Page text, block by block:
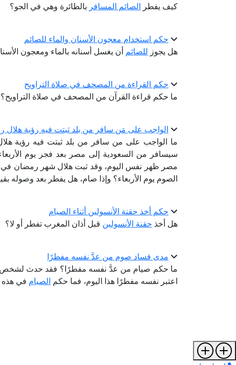
كيف يفطر الصائم المسافر بالطائرة وهي في الجو؟
حكم استخدام معجون الأسنان والماء للصائم
هل يجوز للصائم أن يغسل أسنانه بالماء ومعجون
حكم القراءة من المصحف في صلاة التراويح
ما حكم قراءة القرآن من المصحف في صلاة
الواجب على مَن سافر من بلد ثبتت فيه رؤية هلال
ما الواجب على من سافر من بلد ثبتت فيه رؤية
سيسافر من السعودية إلى مصر بعد فجر يوم
مصر ظهر نفس اليوم، وقد ثبت هلال شهر رمضان في
الصوم يوم الأربعاء؟ وإذا صام، هل يفطر بعد وصوله
حكم أخذ حقنة الأنسولين أثناء الصيام
هل أخذ حقنة الأنسولين قبل أذان المغرب تفطر أو لا؟
مدى فساد صوم من عدَّ نفسه مفطرًا
ما حكم صيام من عدَّ نفسه مفطرًا؟ فقد حدث لشخص
اعتبر نفسه مفطرًا هذا اليوم، فما حكم الصيام في هذه